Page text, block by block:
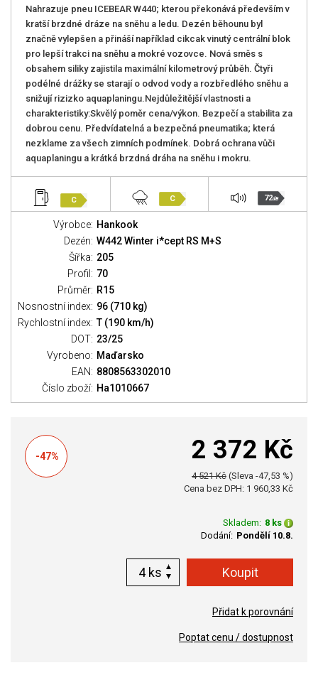
Nahrazuje pneu ICEBEAR W440; kterou překonává především v
kratší brzdné dráze na sněhu a ledu. Dezén běhounu byl
značně vylepšen a přináší například cikcak vinutý centrální blok
pro lepší trakci na sněhu a mokré vozovce. Nová směs s
obsahem siliky zajistila maximální kilometrový průběh. Čtyři
podélné drážky se starají o odvod vody a rozbředlého sněhu a
snižují rizizko aquaplaningu.Nejdůležitější vlastnosti a
charakteristiky:Skvělý poměr cena/výkon. Bezpečí a stabilita za
dobrou cenu. Předvídatelná a bezpečná pneumatika; která
nezklame za všech zimních podmínek. Dobrá ochrana vůči
aquaplaningu a krátká brzdná dráha na sněhu i mokru.
C C 72dB
Výrobce: Hankook
Dezén: W442 Winter i*cept RS M+S
Šířka: 205
Profil: 70
Průměr: R15
Nosnostní index: 96 (710 kg)
Rychlostní index: T (190 km/h)
DOT: 23/25
Vyrobeno: Maďarsko
EAN: 8808563302010
Číslo zboží: Ha1010667
-47% 2 372 Kč
4 521 Kč (Sleva -47,53 %)
Cena bez DPH: 1 960,33 Kč
Skladem: 8 ks
Dodání: Pondělí 10.8.
ks
Přidat k porovnání
Poptat cenu / dostupnost